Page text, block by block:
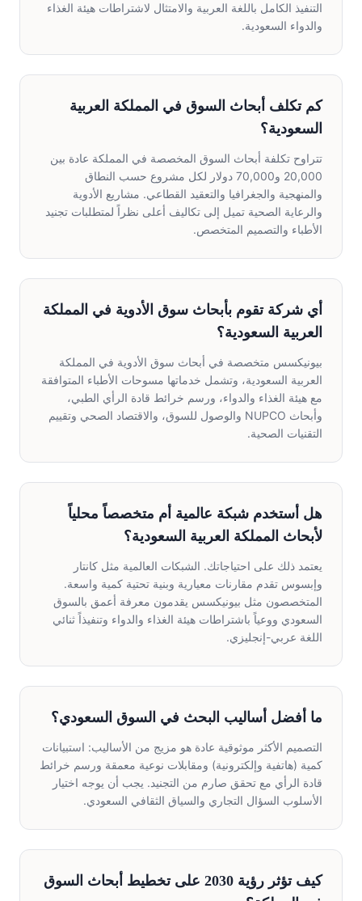
التنفيذ الكامل باللغة العربية والامتثال لاشتراطات هيئة الغذاء
والدواء السعودية.
كم تكلف أبحاث السوق في المملكة العربية
السعودية؟
تتراوح تكلفة أبحاث السوق المخصصة في المملكة عادة بين
20,000 و70,000 دولار لكل مشروع حسب النطاق
والمنهجية والجغرافيا والتعقيد القطاعي. مشاريع الأدوية
والرعاية الصحية تميل إلى تكاليف أعلى نظراً لمتطلبات تجنيد
الأطباء والتصميم المتخصص.
أي شركة تقوم بأبحاث سوق الأدوية في المملكة
العربية السعودية؟
بيونيكسس متخصصة في أبحاث سوق الأدوية في المملكة
العربية السعودية، وتشمل خدماتها مسوحات الأطباء المتوافقة
مع هيئة الغذاء والدواء، ورسم خرائط قادة الرأي الطبي،
وأبحاث NUPCO والوصول للسوق، والاقتصاد الصحي وتقييم
التقنيات الصحية.
هل أستخدم شبكة عالمية أم متخصصاً محلياً
لأبحاث المملكة العربية السعودية؟
يعتمد ذلك على احتياجاتك. الشبكات العالمية مثل كانتار
وإبسوس تقدم مقارنات معيارية وبنية تحتية كمية واسعة.
المتخصصون مثل بيونيكسس يقدمون معرفة أعمق بالسوق
السعودي ووعياً باشتراطات هيئة الغذاء والدواء وتنفيذاً ثنائي
اللغة عربي-إنجليزي.
ما أفضل أساليب البحث في السوق السعودي؟
التصميم الأكثر موثوقية عادة هو مزيج من الأساليب: استبيانات
كمية (هاتفية وإلكترونية) ومقابلات نوعية معمقة ورسم خرائط
قادة الرأي مع تحقق صارم من التجنيد. يجب أن يوجه اختيار
الأسلوب السؤال التجاري والسياق الثقافي السعودي.
كيف تؤثر رؤية 2030 على تخطيط أبحاث السوق